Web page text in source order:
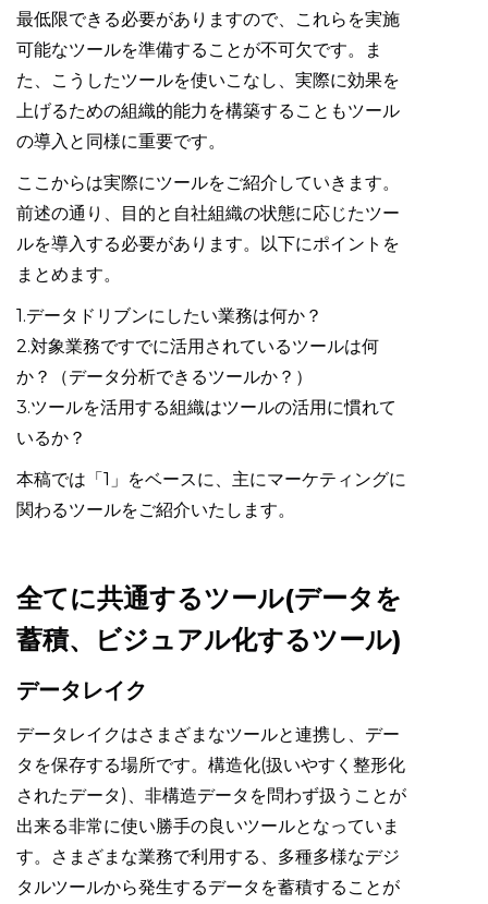
最低限できる必要がありますので、これらを実施
可能なツールを準備することが不可欠です。ま
た、こうしたツールを使いこなし、実際に効果を
上げるための組織的能力を構築することもツール
の導入と同様に重要です。
ここからは実際にツールをご紹介していきます。
前述の通り、目的と自社組織の状態に応じたツー
ルを導入する必要があります。以下にポイントを
まとめます。
1.データドリブンにしたい業務は何か？
2.対象業務ですでに活用されているツールは何
か？（データ分析できるツールか？）
3.ツールを活用する組織はツールの活用に慣れて
いるか？
本稿では「1」をベースに、主にマーケティングに
関わるツールをご紹介いたします。
全てに共通するツール(データを
蓄積、ビジュアル化するツール)
データレイク
データレイクはさまざまなツールと連携し、デー
タを保存する場所です。構造化(扱いやすく整形化
されたデータ)、非構造データを問わず扱うことが
出来る非常に使い勝手の良いツールとなっていま
す。さまざまな業務で利用する、多種多様なデジ
タルツールから発生するデータを蓄積することが